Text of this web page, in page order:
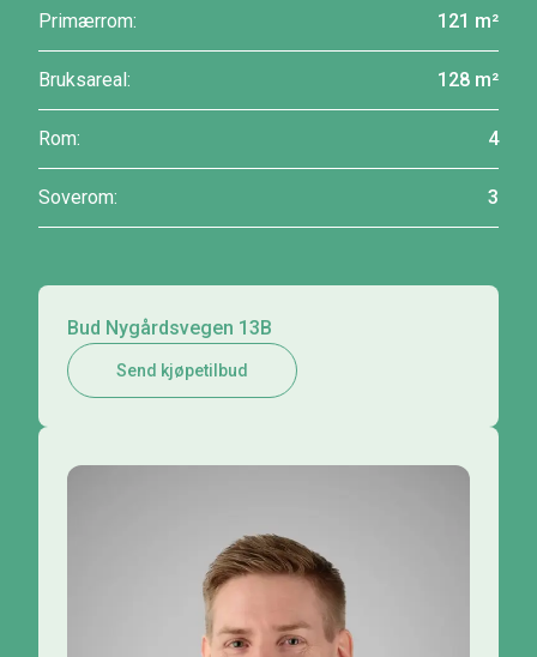
Primærrom: 121 m²
Bruksareal: 128 m²
Rom: 4
Soverom: 3
Bud Nygårdsvegen 13B
Send kjøpetilbud